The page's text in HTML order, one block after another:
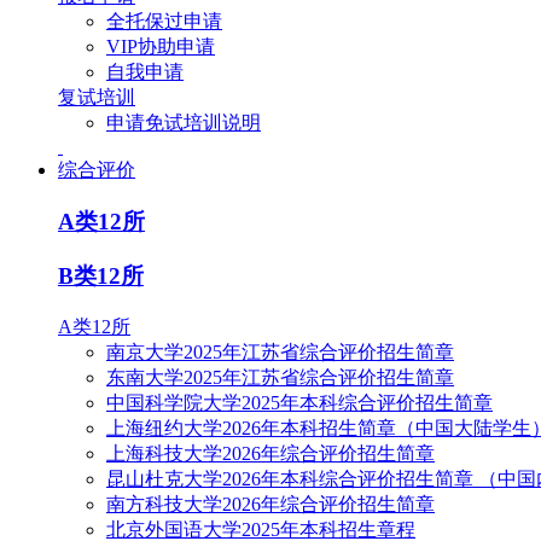
全托保过申请
VIP协助申请
自我申请
复试培训
申请免试培训说明
综合评价
A类12所
B类12所
A类12所
南京大学2025年江苏省综合评价招生简章
东南大学2025年江苏省综合评价招生简章
中国科学院大学2025年本科综合评价招生简章
上海纽约大学2026年本科招生简章（中国大陆学生）
上海科技大学2026年综合评价招生简章
昆山杜克大学2026年本科综合评价招生简章 （中国
南方科技大学2026年综合评价招生简章
北京外国语大学2025年本科招生章程